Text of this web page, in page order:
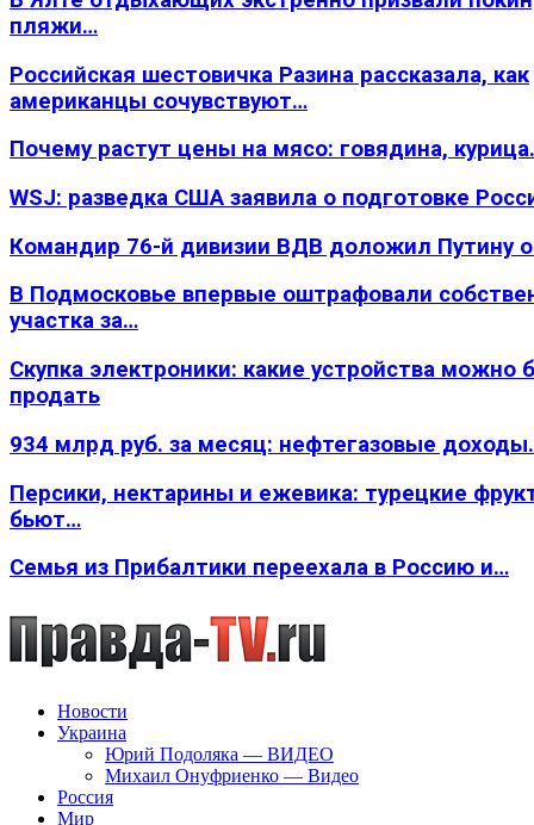
пляжи…
Российская шестовичка Разина рассказала, как
американцы сочувствуют…
Почему растут цены на мясо: говядина,
WSJ: разведка США заявила о подготовке
Командир 76-й дивизии ВДВ доложил Путину
В Подмосковье впервые оштрафовали
участка за…
Скупка электроники: какие устройства можно
продать
934 млрд руб. за месяц: нефтегазовые
Персики, нектарины и ежевика: турецкие
бьют…
Семья из Прибалтики переехала в Россию и…
Новости
Украина
Юрий Подоляка — ВИДЕО
Михаил Онуфриенко — Видео
Россия
Мир